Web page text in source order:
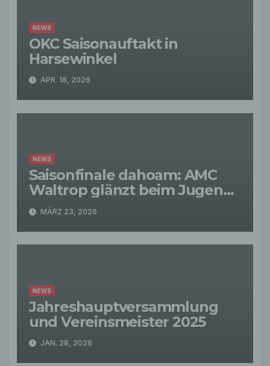
NEWS
OKC Saisonauftakt in
Harsewinkel
APR. 18, 2026
NEWS
Saisonfinale dahoam: AMC
Waltrop glänzt beim Jugend-
Turnier-Abschluss 2026
MÄRZ 23, 2026
NEWS
Jahreshauptversammlung
und Vereinsmeister 2025
JAN. 28, 2026